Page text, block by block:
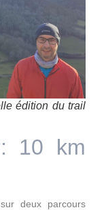
édition du trail
10 km
deux parcours